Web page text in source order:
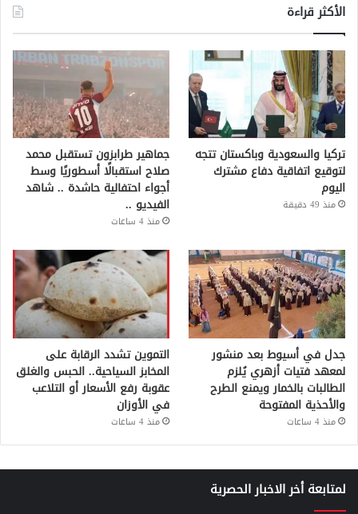
الأكثر قراءة
تركيا والسعودية وباكستان تتجه
لتوقيع اتفاقية دفاع مشترك
اليوم
منذ 49 دقيقة
جماهير طرابزون تستقبل محمد
صلاح استقبالًا أسطوريًا وسط
أجواء احتفالية حاشدة .. شاهد
الفيديو ..
منذ 4 ساعات
جدل في أسيوط بعد منشور
لمعهد فتيات أزهري يُلزم
الطالبات بالخمار ويمنع الطرح
والأحذية المفتوحة
منذ 4 ساعات
التموين تشدد الرقابة على
المخابز السياحية.. الحبس والغلق
عقوبة رفع الأسعار أو التلاعب
في الأوزان
منذ 4 ساعات
لمتابعة أخر الاخبار الحصرية